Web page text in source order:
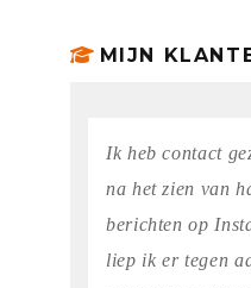
MIJN
Ik heb contact
na het zien van
berichten op
liep ik er tegen